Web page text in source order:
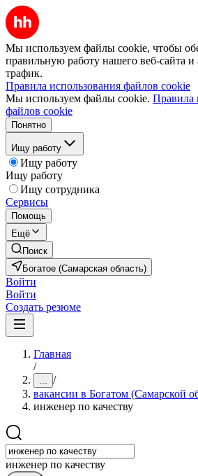
Мы используем файлы cookie, чтобы
правильную работу нашего веб-сайта и
трафик.
Правила использования файлов cookie
Мы используем файлы cookie. Правила
файлов cookie
Понятно
Ищу работу
Ищу работу
Ищу работу
Ищу сотрудника
Сервисы
Помощь
Ещё
Поиск
Богатое (Самарская область)
Войти
Войти
Создать резюме
Главная
/
... /
вакансии в Богатом (Самарской
инженер по качеству
инженер по качеству